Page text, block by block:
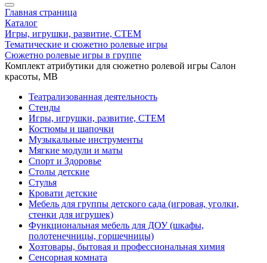
Главная страница
Каталог
Игры, игрушки, развитие, СТЕМ
Тематические и сюжетно ролевые игры
Сюжетно ролевые игры в группе
Комплект атрибутики для сюжетно ролевой игры Салон
красоты, МВ
Театрализованная деятельность
Стенды
Игры, игрушки, развитие, СТЕМ
Костюмы и шапочки
Музыкальные инструменты
Мягкие модули и маты
Спорт и Здоровье
Столы детские
Стулья
Кровати детские
Мебель для группы детского сада (игровая, уголки,
стенки для игрушек)
Функциональная мебель для ДОУ (шкафы,
полотенечницы, горшечницы)
Хозтовары, бытовая и профессиональная химия
Сенсорная комната